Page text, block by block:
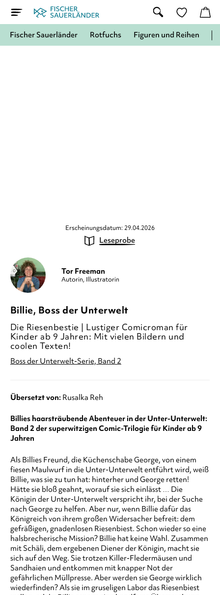
Fischer Sauerländer Rotfuchs Figuren und Reihen
Erscheinungsdatum: 29.04.2026
Leseprobe
Tor Freeman
Autorin, Illustratorin
Billie, Boss der Unterwelt
Die Riesenbestie | Lustiger Comicroman für
Kinder ab 9 Jahren: Mit vielen Bildern und
coolen Texten!
Boss der Unterwelt-Serie, Band 2
Übersetzt von: Rusalka Reh
Billies haarsträubende Abenteuer in der Unter-Unterwelt:
Band 2 der superwitzigen Comic-Trilogie für Kinder ab 9
Jahren
Als Billies Freund, die Küchenschabe George, von einem
fiesen Maulwurf in die Unter-Unterwelt entführt wird, weiß
Billie, was sie zu tun hat: hinterher und George retten!
Hätte sie bloß geahnt, worauf sie sich einlässt … Die
Königin der Unter-Unterwelt verspricht ihr, bei der Suche
nach George zu helfen. Aber nur, wenn Billie dafür das
Königreich von ihrem großen Widersacher befreit: dem
gefräßigen, gnadenlosen Riesenbiest. Schon wieder so eine
halsbrecherische Mission? Billie hat keine Wahl. Zusammen
mit Schäli, dem ergebenen Diener der Königin, macht sie
sich auf den Weg. Sie trotzen Killer-Fledermäusen und
Sandhaien und entkommen mit knapper Not der
gefährlichen Müllpresse. Aber werden sie George wirklich
wiederfinden? Als sie im gruseligen Labor das Riesenbiest